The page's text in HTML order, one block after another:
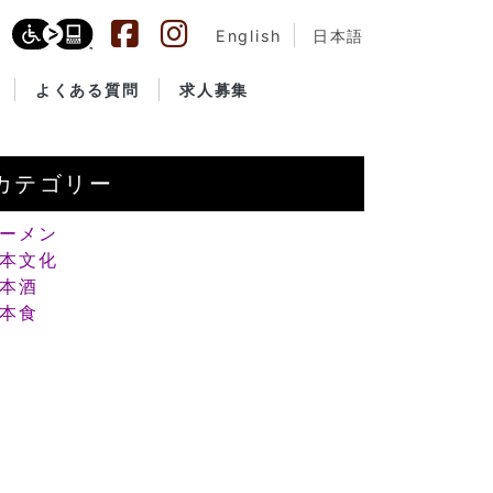
English 日本語
よくある質問 求人募集
テゴリー
メン
文化
酒
食